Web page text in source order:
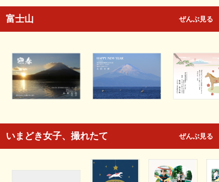
富士山 ぜんぶ見る
いまどき女子、撮れたて ぜんぶ見る